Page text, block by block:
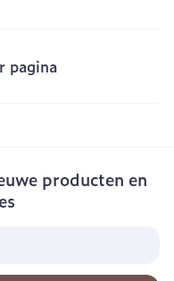
pagina
producten en